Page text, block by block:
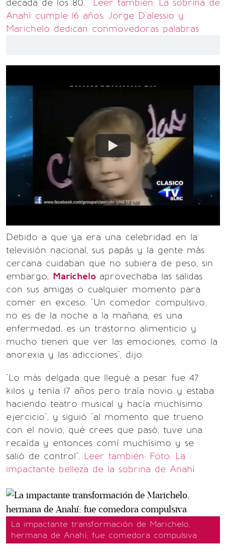
década de los 80. Leer también: La sobrina de
Anahí cumple 16 años; Jorge D'alessio y
Marichelo dedican conmovedoras palabras
Debido a que ya era una celebridad en la
televisión nacional, sus papás y la gente más
cercana cuidaban que no subiera de peso, sin
embargo, Marichelo aprovechaba las salidas
con sus amigas o cualquier momento para
comer en exceso. "Un comedor compulsivo
no es de la noche a la mañana, es una
enfermedad, es un trastorno alimenticio y
mucho tienen que ver las emociones, como la
anorexia y las adicciones", dijo.
"Lo más delgada que llegué a pesar fue 47
kilos y tenía 17 años pero traía novio y estaba
haciendo teatro musical y hacía muchísimo
ejercicio", y siguió "al momento que trueno
con el novio, qué crees que pasó, tuve una
recaída y entonces comí muchísimo y se
salió de control". Leer también: Foto: La
impactante belleza de la sobrina de Anahí
La impactante transformación de Marichelo,
hermana de Anahí; fue comedora compulsiva